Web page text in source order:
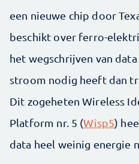
een nieuwe chip door
beschikt over ferro-
het wegschrijven van
stroom nodig heeft dan
Dit zogeheten Wireless
Platform nr. 5 (Wisp5)
data heel weinig